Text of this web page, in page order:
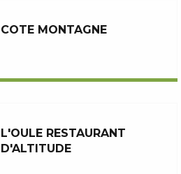
COTE MONTAGNE
L'OULE RESTAURANT
D'ALTITUDE